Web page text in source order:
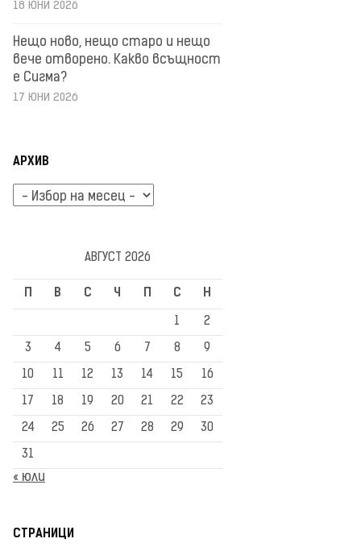
18 ЮНИ 2026
Нещо ново, нещо старо и нещо
вече отворено. Какво всъщност
е Сигма?
17 ЮНИ 2026
АРХИВ
Архив
АВГУСТ 2026
В С Ч С Н
1 2
3 4 5 6 7 8 9
10 11 12 13 14 15 16
17 18 19 20 21 22 23
24 25 26 27 28 29 30
31
« юли
СТРАНИЦИ